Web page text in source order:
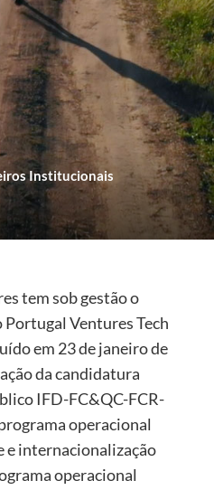
Institucionais
tem sob gestão o
Portugal Ventures Tech
em 23 de janeiro de
da candidatura
IFD-FC&QC-FCR-
operacional
internacionalização
operacional